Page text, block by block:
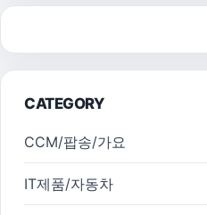
CATEGORY
CCM/팝송/가요
IT제품/자동차